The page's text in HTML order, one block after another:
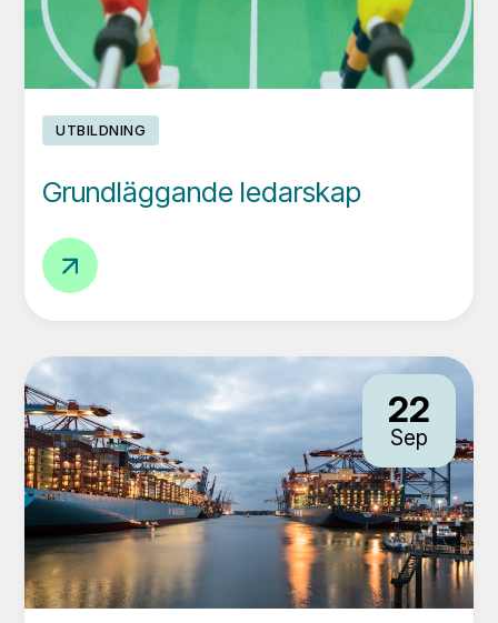
arbetsplats
UTBILDNING
Grundläggande ledarskap
Grundläggande
ledarskap
22
Sep